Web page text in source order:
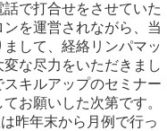
で打合せをさせていた
を運営されながら、当
して、経絡リンパマッ
な尽力をいただきまし
キルアップのセミナー
お願いした次第です。
昨年末から月例で行っ